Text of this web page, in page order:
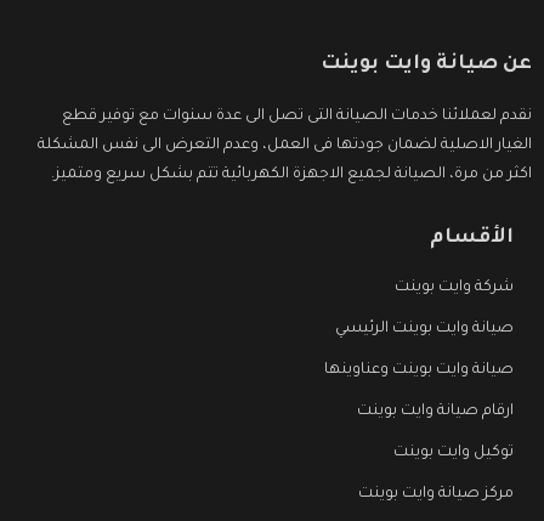
عن صيانة وايت بوينت
نقدم لعملائنا خدمات الصيانة التى تصل الى عدة سنوات مع توفير قطع
الغيار الاصلية لضمان جودتها فى العمل، وعدم التعرض الى نفس المشكلة
اكثر من مرة، الصيانة لجميع الاجهزة الكهربائية تتم بشكل سريع ومتميز.
الأقسام
شركة وايت بوينت
صيانة وايت بوينت الرئيسي
صيانة وايت بوينت وعناوينها
ارقام صيانة وايت بوينت
توكيل وايت بوينت
مركز صيانة وايت بوينت